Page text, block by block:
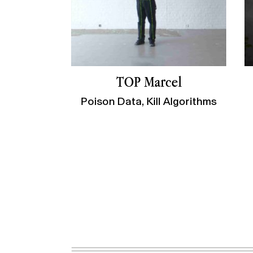
TOP Marcel
Poison Data, Kill Algorithms